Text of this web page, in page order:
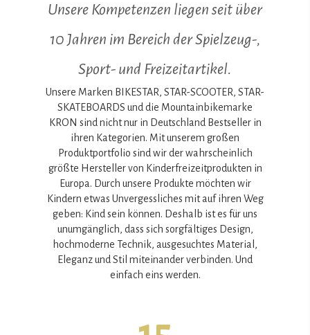
Unsere Kompetenzen liegen seit über
10 Jahren im Bereich der Spielzeug-,
Sport- und Freizeitartikel.
Unsere Marken BIKESTAR, STAR-SCOOTER, STAR-
SKATEBOARDS und die Mountainbikemarke
KRON sind nicht nur in Deutschland Bestseller in
ihren Kategorien. Mit unserem großen
Produktportfolio sind wir der wahrscheinlich
größte Hersteller von Kinderfreizeitprodukten in
Europa. Durch unsere Produkte möchten wir
Kindern etwas Unvergessliches mit auf ihren Weg
geben: Kind sein können. Deshalb ist es für uns
unumgänglich, dass sich sorgfältiges Design,
hochmoderne Technik, ausgesuchtes Material,
Eleganz und Stil miteinander verbinden. Und
einfach eins werden.